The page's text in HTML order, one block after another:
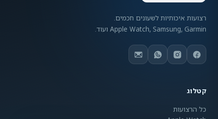
רצועות איכותיות לשעונים חכמים.
Apple Watch, Samsung, Garmin ועוד.
קטלוג
כל הרצועות